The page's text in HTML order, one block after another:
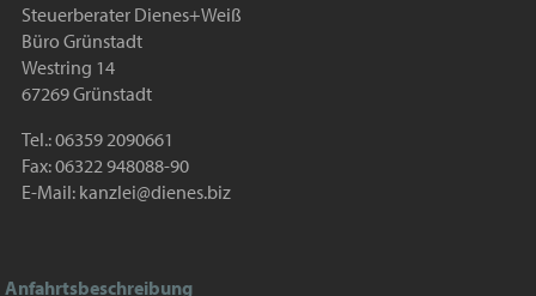
Steuerberater Dienes+Weiß
Büro Grünstadt
Westring 14
67269 Grünstadt
Tel.: 06359 2090661
Fax: 06322 948088-90
E-Mail: kanzlei@dienes.biz
Anfahrtsbeschreibung